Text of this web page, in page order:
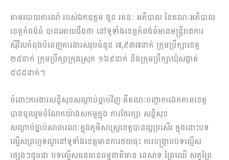
តាមរបាយការណ៍ របស់ឯកឧត្តម ងួន រតនៈ អភិបាល នៃគណៈអភិបាល
ខេត្តកំពង់ធំ បានអោយដឹងថា នៅទូទាំងខេត្តកំពង់ធំមានមន្ត្រីរាជការ
ស៊ីវិលកំពុងបំពេញការងារសរុបចំនួន ៧,៩៣៧នាក់ ក្រុមប្រឹក្សាខេត្ត
២៥នាក់ ក្រុមប្រឹក្សាក្រុងស្រុក ១៦៩នាក់ និងក្រុមប្រឹក្សាឃុំសង្កាត់
៥៨៥នាក់។
ចំពោះការងារសន្តិសុខសណ្តាប់ធ្នាប់វិញ គឺគណៈបញ្ជាការឯកភាពខេត្ត
បានចូលរួមចំណែកយ៉ាងសកម្មក្នុង ការថែរក្សា សន្តិសុខ
សណ្តាប់ធ្នាប់សាធារណៈក្នុងភូមិសាស្ត្រខេត្តបានល្អប្រសើរ ក្នុងនោះបទ
ល្មើសព្រហ្មទណ្ឌនៅទូទាំងខេត្តមានការថយចុះ ការបង្ក្រាបបទល្មើស
ផ្សេងៗដូចជា បទល្មើសធនធានធម្មជាតិមាន នេសាទ ព្រៃឈើ សត្វព្រៃ